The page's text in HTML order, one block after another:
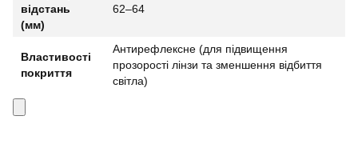
відстань
(мм)
62–64
Властивості
покриття
Антирефлексне (для підвищення
прозорості лінзи та зменшення відбиття
світла)